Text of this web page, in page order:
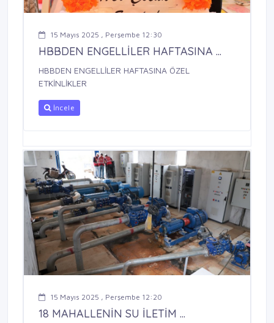
15 Mayıs 2025 , Perşembe 12:30
HBBDEN ENGELLİLER HAFTASINA ...
HBBDEN ENGELLİLER HAFTASINA ÖZEL
ETKİNLİKLER
İncele
15 Mayıs 2025 , Perşembe 12:20
18 MAHALLENİN SU İLETİM ...